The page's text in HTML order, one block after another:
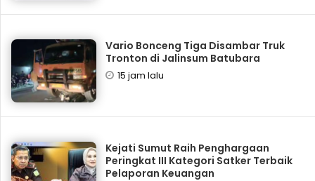
Vario Bonceng Tiga Disambar Truk
Tronton di Jalinsum Batubara
15 jam lalu
Kejati Sumut Raih Penghargaan
Peringkat III Kategori Satker Terbaik
Pelaporan Keuangan